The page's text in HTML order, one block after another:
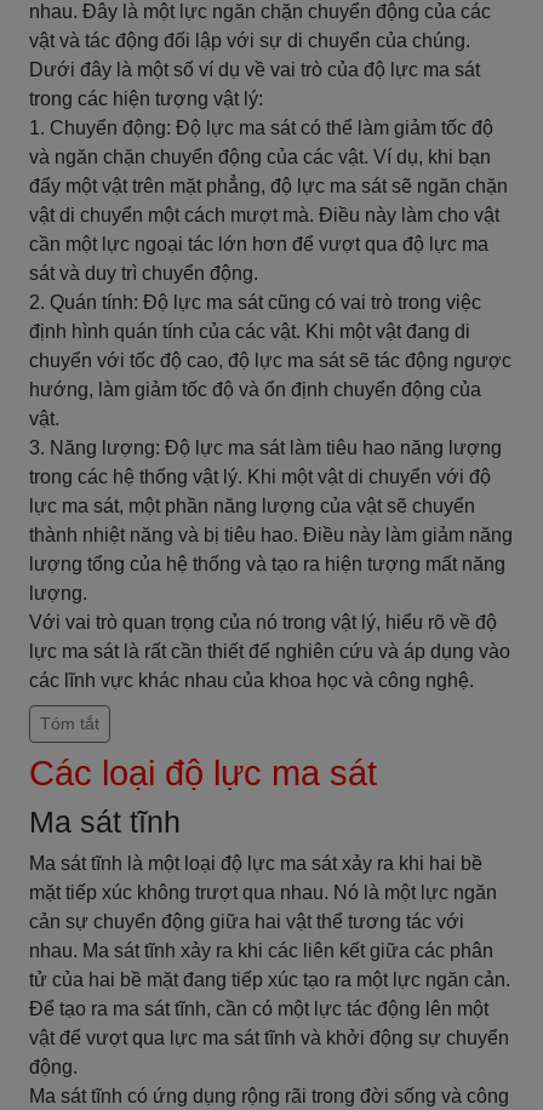
nhau. Đây là một lực ngăn chặn chuyển động của các
vật và tác động đối lập với sự di chuyển của chúng.
Dưới đây là một số ví dụ về vai trò của độ lực ma sát
trong các hiện tượng vật lý:
1. Chuyển động: Độ lực ma sát có thể làm giảm tốc độ
và ngăn chặn chuyển động của các vật. Ví dụ, khi bạn
đẩy một vật trên mặt phẳng, độ lực ma sát sẽ ngăn chặn
vật di chuyển một cách mượt mà. Điều này làm cho vật
cần một lực ngoại tác lớn hơn để vượt qua độ lực ma
sát và duy trì chuyển động.
2. Quán tính: Độ lực ma sát cũng có vai trò trong việc
định hình quán tính của các vật. Khi một vật đang di
chuyển với tốc độ cao, độ lực ma sát sẽ tác động ngược
hướng, làm giảm tốc độ và ổn định chuyển động của
vật.
3. Năng lượng: Độ lực ma sát làm tiêu hao năng lượng
trong các hệ thống vật lý. Khi một vật di chuyển với độ
lực ma sát, một phần năng lượng của vật sẽ chuyển
thành nhiệt năng và bị tiêu hao. Điều này làm giảm năng
lượng tổng của hệ thống và tạo ra hiện tượng mất năng
lượng.
Với vai trò quan trọng của nó trong vật lý, hiểu rõ về độ
lực ma sát là rất cần thiết để nghiên cứu và áp dụng vào
các lĩnh vực khác nhau của khoa học và công nghệ.
Tóm tắt
Các loại độ lực ma sát
Ma sát tĩnh
Ma sát tĩnh là một loại độ lực ma sát xảy ra khi hai bề
mặt tiếp xúc không trượt qua nhau. Nó là một lực ngăn
cản sự chuyển động giữa hai vật thể tương tác với
nhau. Ma sát tĩnh xảy ra khi các liên kết giữa các phân
tử của hai bề mặt đang tiếp xúc tạo ra một lực ngăn cản.
Để tạo ra ma sát tĩnh, cần có một lực tác động lên một
vật để vượt qua lực ma sát tĩnh và khởi động sự chuyển
động.
Ma sát tĩnh có ứng dụng rộng rãi trong đời sống và công